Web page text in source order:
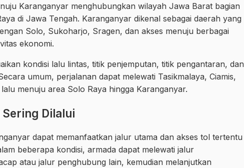
Karanganyar menghubungkan wilayah Jawa Barat bagian
di Jawa Tengah. Karanganyar dikenal sebagai daerah yang
Solo, Sukoharjo, Sragen, dan akses menuju berbagai
ekonomi.
kondisi lalu lintas, titik penjemputan, titik pengantaran, dan
umum, perjalanan dapat melewati Tasikmalaya, Ciamis,
menuju area Solo Raya hingga Karanganyar.
Dilalui
dapat memanfaatkan jalur utama dan akses tol tertentu
beberapa kondisi, armada dapat melewati jalur
atau jalur penghubung lain, kemudian melanjutkan